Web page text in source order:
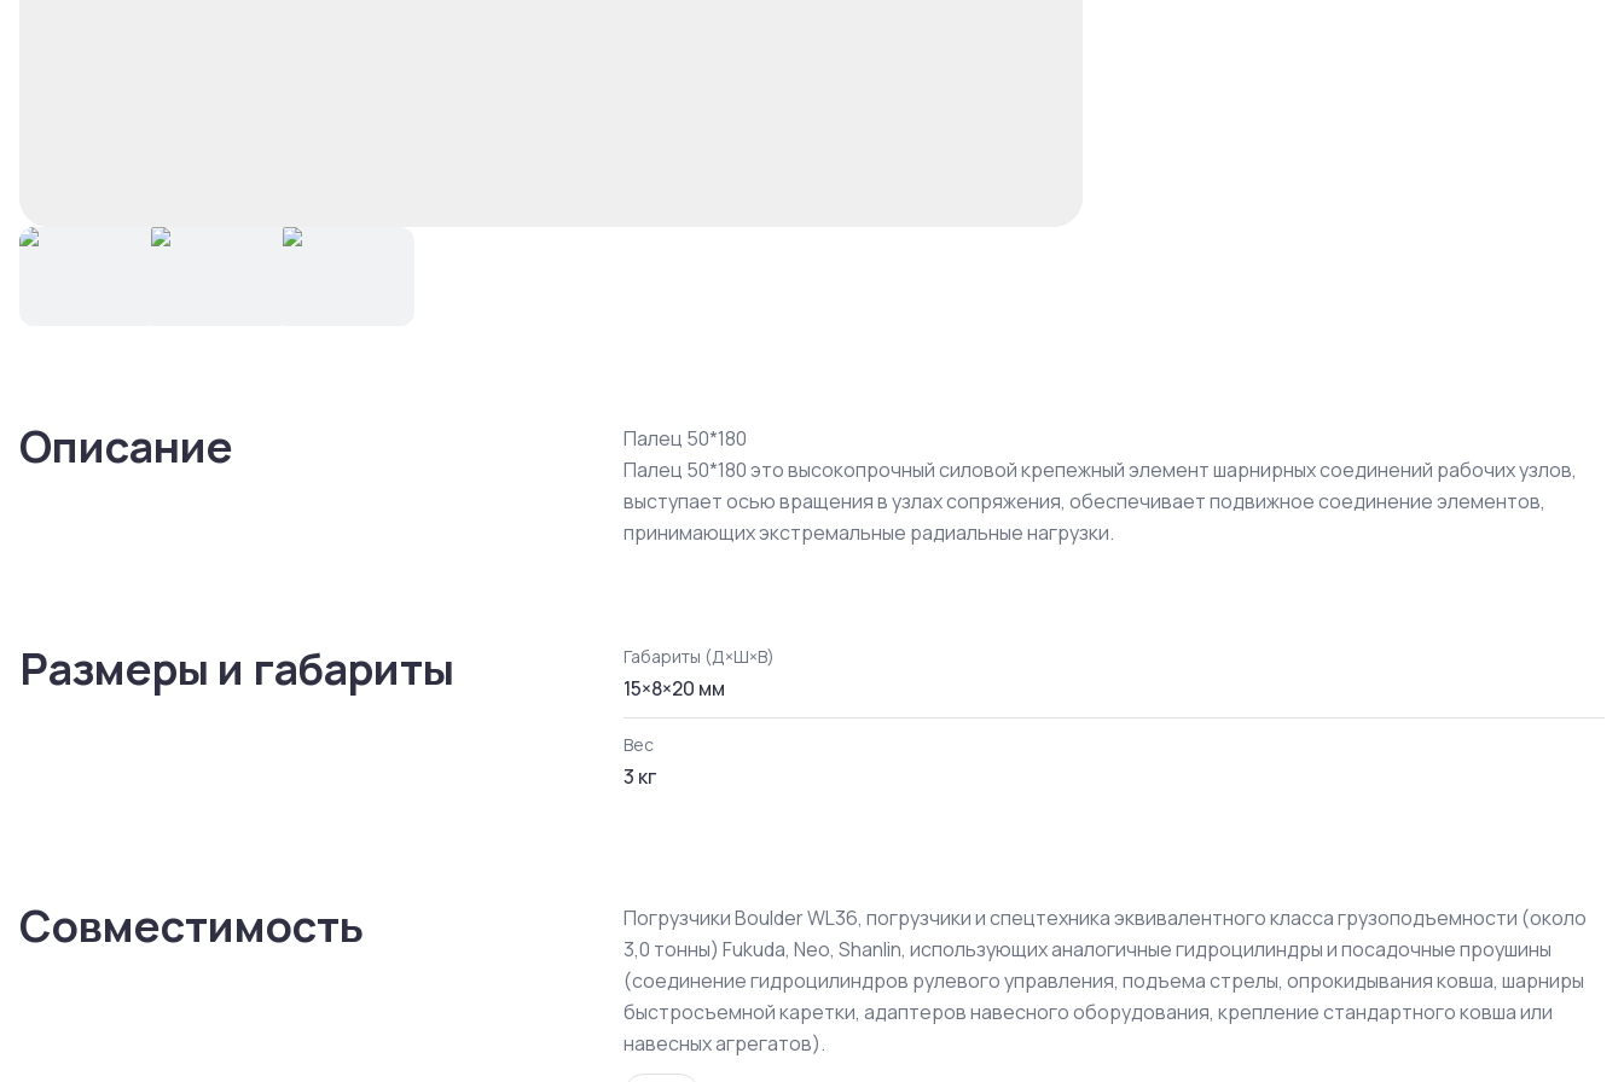
Описание
Палец 50*180
Палец 50*180 это высокопрочный силовой крепежный элемент шарнирных соединений рабочих узлов,
выступает осью вращения в узлах сопряжения, обеспечивает подвижное соединение элементов,
принимающих экстремальные радиальные нагрузки.
Размеры и габариты Габариты (Д×Ш×В)
15×8×20 мм
Вес
3 кг
Совместимость
Погрузчики Boulder WL36, погрузчики и спецтехника эквивалентного класса грузоподъемности (около
3,0 тонны) Fukuda, Neo, Shanlin, использующих аналогичные гидроцилиндры и посадочные проушины
(соединение гидроцилиндров рулевого управления, подъема стрелы, опрокидывания ковша, шарниры
быстросъемной каретки, адаптеров навесного оборудования, крепление стандартного ковша или
навесных агрегатов).